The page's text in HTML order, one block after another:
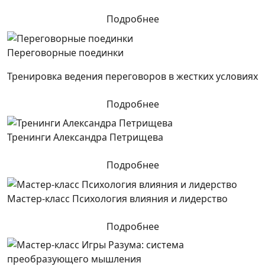
Подробнее
Переговорные поединки
Тренировка ведения переговоров в жестких условиях
Подробнее
Тренинги Александра Петрищева
Подробнее
Мастер-класс Психология влияния и лидерство
Подробнее